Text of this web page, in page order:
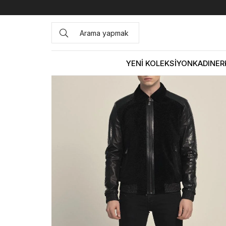
YENİ KOLEKSİYONKADIN
Anasayfa DERİ GİYİM ERKEK Deri Mont Mocassini